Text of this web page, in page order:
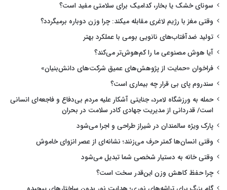
سونای خشک یا بخار، کدامیک برای سلامتی مفید است؟
وقتی مغز با رژیم لاغری مقابله میکند: چرا وزن دوباره برمیگردد؟
تولید ضدآفتاب‌های نانویی بومی با عملکرد بهتر
آیا هوش مصنوعی ما را کم‌هوش‌تر می‌کند؟
فراخوان «حمایت از پژوهش‌های عمیق شرکت‌های دانش‌بنیان»
سندروم پای بی قرار چه بیماری است؟
حمله به ورزشگاه لامرد، جنایتی آشکار علیه مردم بی‌دفاع و فاجعه‌ای انسانی
است/ قدردانی از مدیریت جهادی کادر سلامت در بحران
پارک ویژه سالمندان در شیراز طراحی و اجرا می‌شود
وقتی انسان‌ها کمتر حرف می‌زنند؛ نشانه‌ای از عصر انزوای خاموش
وقتی خانه به دستیار شخصی شما تبدیل می‌شود
چرا حفظ کاهش وزن این‌قدر سخت است؟